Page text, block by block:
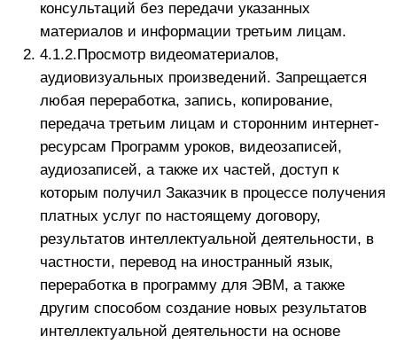
(аватара) Исполнителем на безвозмездной основе.
Заказчик дает согласие на безвозмездной основе
на размещения отзыва.
Исполнитель имеет право уступать права,
переводить долги по всем обязательствам,
возникшим из настоящей Оферты. Настоящим
перевод долга любым третьим лицам. О
состоявшейся уступке прав и/или переводе долга
Исполнитель информирует Заказчика
посредством электронной почты.
Переписка в личных сообщениях Заказчика и
назначенного Исполнителем Заказчик куратора в
также в социальной сети в Сети Интернет и
мессенджерах приравнивается Сторонами к
документообороту на бумажных носителях, за
исключением случаев, когда положениями
настоящей Оферты предусмотрен
документооборот на бумажных носителях.